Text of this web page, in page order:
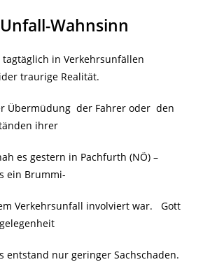
Wahnsinn
tagtäglich in Verkehrsunfällen
traurige Realität.
Übermüdung der Fahrer oder den
ihrer
es gestern in Pachfurth (NÖ) –
ein Brummi-
Verkehrsunfall involviert war. Gott
entstand nur geringer Sachschaden.